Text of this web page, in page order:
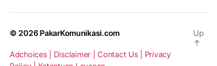
© 2026 PakarKomunikasi.com
Adchoices | Disclaimer | Contact Us | Privacy
Up
↑